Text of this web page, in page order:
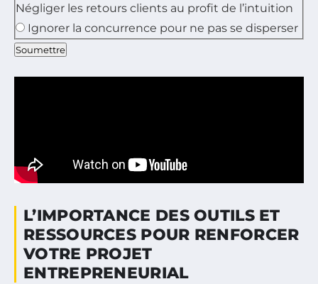
Négliger les retours clients au profit de l’intuition
Ignorer la concurrence pour ne pas se disperser
Soumettre
L’IMPORTANCE DES OUTILS ET
RESSOURCES POUR RENFORCER
VOTRE PROJET
ENTREPRENEURIAL